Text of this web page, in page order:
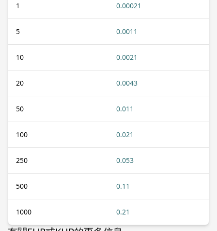
1 0.00021
5 0.0011
10 0.0021
20 0.0043
50 0.011
100 0.021
250 0.053
500 0.11
1000 0.21